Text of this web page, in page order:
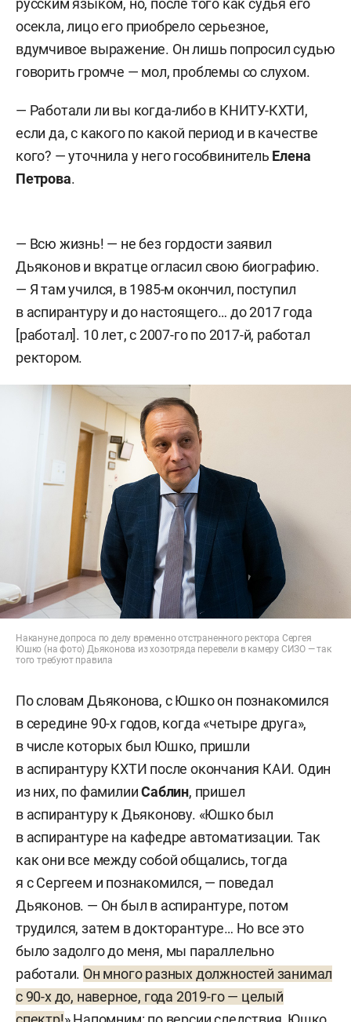
осекла, лицо его приобрело серьезное,
вдумчивое выражение. Он лишь попросил судью
говорить громче — мол, проблемы со слухом.
— Работали ли вы когда-либо в КНИТУ-КХТИ,
если да, с какого по какой период и в качестве
кого? — уточнила у него гособвинитель Елена
Петрова.
— Всю жизнь! — не без гордости заявил
Дьяконов и вкратце огласил свою биографию.
— Я там учился, в 1985-м окончил, поступил
в аспирантуру и до настоящего… до 2017 года
[работал]. 10 лет, с 2007-го по 2017-й, работал
ректором.
Накануне допроса по делу временно отстраненного ректора Сергея
Юшко (на фото) Дьяконова из хозотряда перевели в камеру СИЗО — так
того требуют правила
По словам Дьяконова, с Юшко он познакомился
в середине 90-х годов, когда «четыре друга»,
в числе которых был Юшко, пришли
в аспирантуру КХТИ после окончания КАИ. Один
из них, по фамилииСаблин, пришел
в аспирантуру к Дьяконову. «Юшко был
в аспирантуре на кафедре автоматизации. Так
как они все между собой общались, тогда
я с Сергеем и познакомился, — поведал
Дьяконов. — Он был в аспирантуре, потом
трудился, затем в докторантуре… Но все это
было задолго до меня, мы параллельно
работали. Он много разных должностей занимал
с 90-х до, наверное, года 2019-го — целый